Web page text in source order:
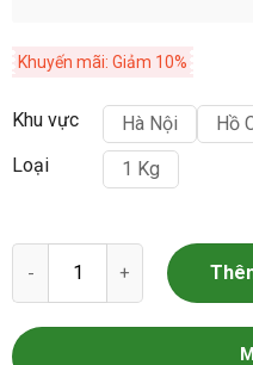
Khuyến mãi: Giảm 10%
Khu vực Hà Nội
Hồ
Loại
1 Kg
Thăn nội bò Úc đông lạnh